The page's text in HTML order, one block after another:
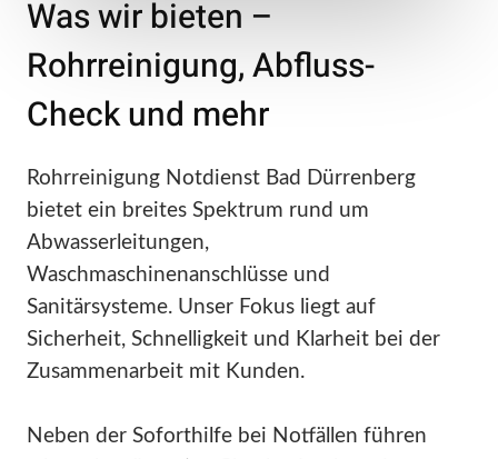
Was wir bieten –
Rohrreinigung, Abfluss-
Check und mehr
Rohrreinigung Notdienst Bad Dürrenberg
bietet ein breites Spektrum rund um
Abwasserleitungen,
Waschmaschinenanschlüsse und
Sanitärsysteme. Unser Fokus liegt auf
Sicherheit, Schnelligkeit und Klarheit bei der
Zusammenarbeit mit Kunden.
Neben der Soforthilfe bei Notfällen führen